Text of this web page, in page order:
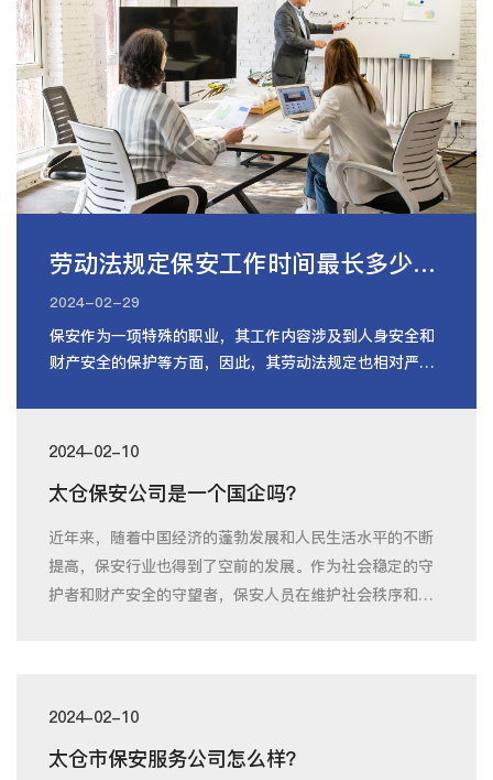
劳动法规定保安工作时间最长多少小时
2024-02-29
保安作为一项特殊的职业，其工作内容涉及到人身安全和
财产安全的保护等方面，因此，其劳动法规定也相对严
2024-02-10
太仓保安公司是一个国企吗？
近年来，随着中国经济的蓬勃发展和人民生活水平的不断
提高，保安行业也得到了空前的发展。作为社会稳定的守
护者和财产安全的守望者，保安人员在维护社会秩序和公
2024-02-10
太仓市保安服务公司怎么样？